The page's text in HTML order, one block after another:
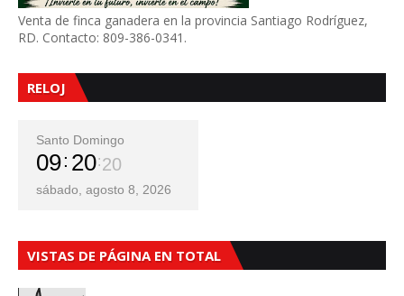
Venta de finca ganadera en la provincia Santiago Rodríguez,
RD. Contacto: 809-386-0341.
RELOJ
Santo Domingo
09 20 22
sábado, agosto 8, 2026
VISTAS DE PÁGINA EN TOTAL